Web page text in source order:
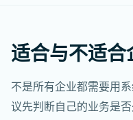
适合与不适合
不是所有企业都需要用
议先判断自己的业务是